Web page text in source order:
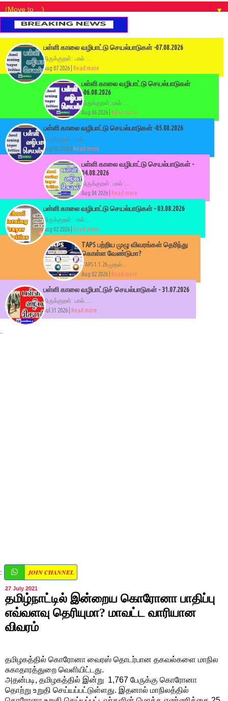
▼
பள்ளி காலை வழிபாட்டு செயல்பாடுகள் -07.08.2026
திருக்குறள்: பால் :...
Aug 07 2026 |
Read more
பள்ளி காலை வழிபாட்டு செயல்பாடுகள்
-06.08.2026
திருக்குறள்: பால் :...
Aug 06 2026 | Read more
பள்ளி காலை வழிபாட்டு செயல்பாடுகள் -05.08.2026
திருக்குறள்: பால் :...
Aug 05 2026 | Read more
பள்ளி காலை வழிபாட்டு செயல்பாடுகள் -
04.08.2026
திருக்குறள்: பால் :...
Aug 04 2026 |
Read more
பள்ளி காலை வழிபாட்டு செயல்பாடுகள் - 03.08.2026
திருக்குறள்: பால் :...
Aug 02 2026 | Read more
TAPS பற்றிய முழு விவரங்கள் தெரிந்து
கொள்ள வேண்டுமா?
TAPS 1.1.26 முதல்...
Aug 02 2026 |
Read more
பள்ளி காலை வழிபாட்டுச் செயல்பாடுகள் - 31.07.2026
திருக்குறள்: பால் :...
Jul 31 2026 |
Read more
: JOIN CHANNEL
27 July 2021
தமிழ்நாட்டில் இன்றைய கொரோனா பாதிப்பு
எவ்வளவு தெரியுமா? மாவட்ட வாரியான
விவரம்
தமிழகத்தில் கொரோனா வைரஸ் தொடர்பான தகவல்களை மாநில
சுகாதாரத்துறை வெளியிட்டது.
அதன்படி, தமிழகத்தில் இன்று 1,767 பேருக்கு கொரோனா
தொற்று உறுதி செய்யப்பட்டுள்ளது. இதனால் மாநிலத்தில்